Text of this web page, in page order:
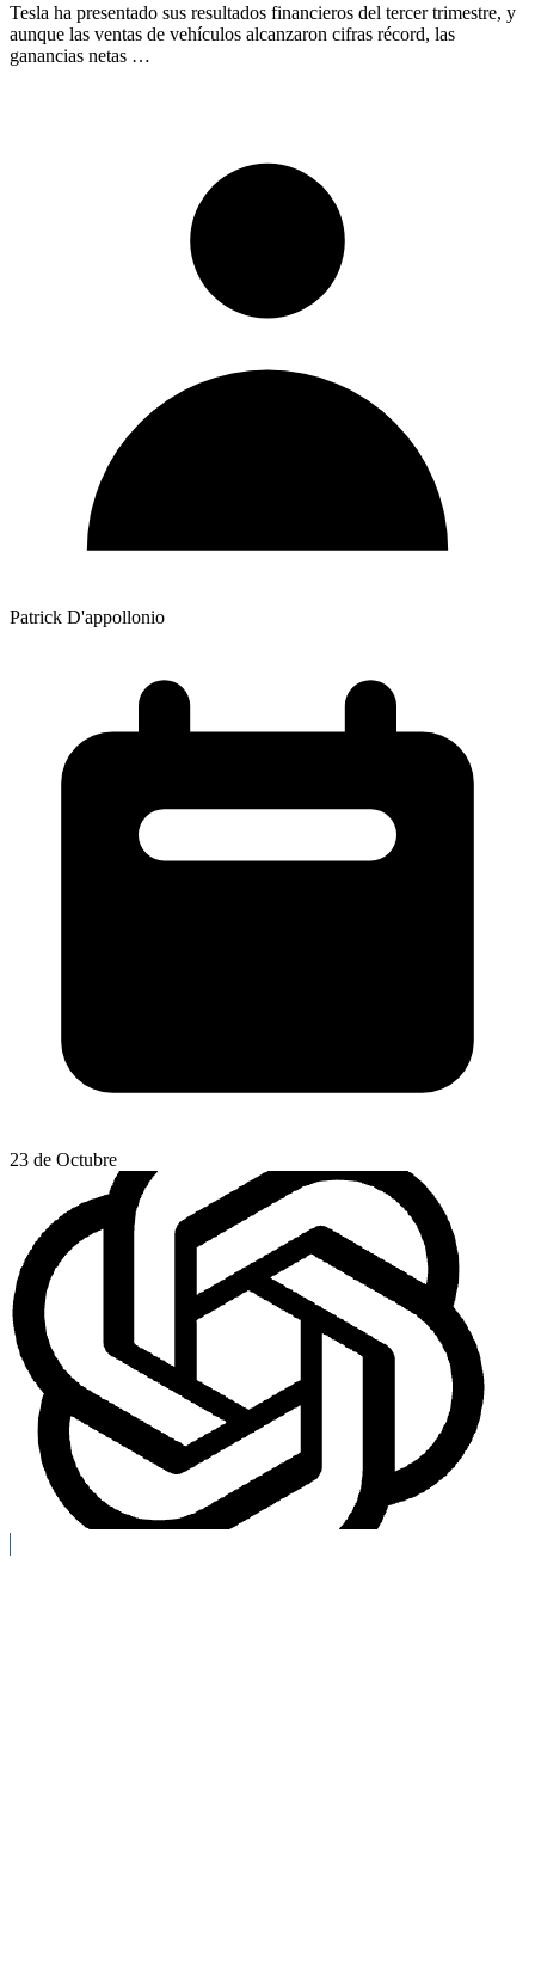
Tesla ha presentado sus resultados financieros del tercer trimestre, y
aunque las ventas de vehículos alcanzaron cifras récord, las
ganancias netas …
Patrick D'appollonio
23 de Octubre